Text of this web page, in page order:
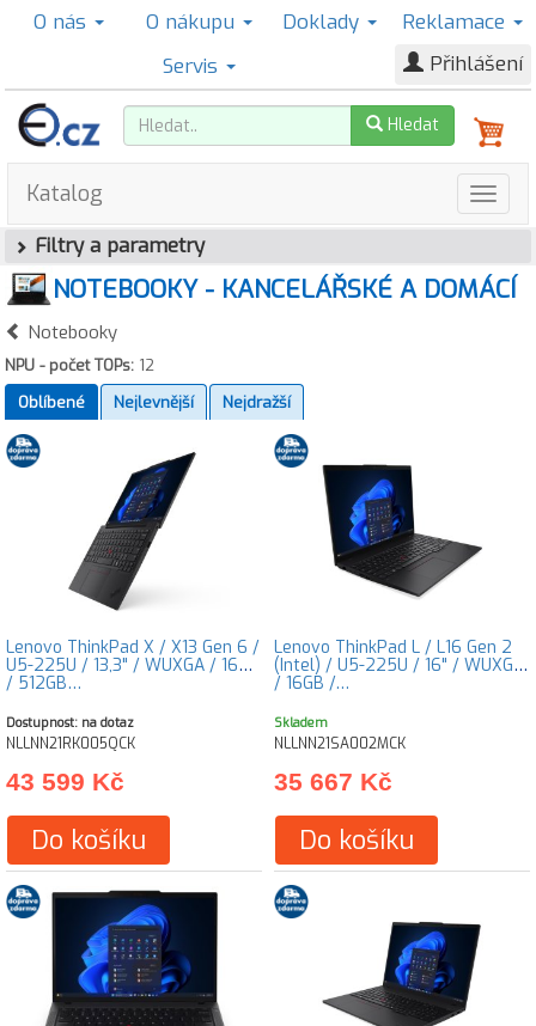
O nás O nákupu Doklady
Reklamace
Servis
Přihlášení
Hledat
Katalog
Filtry a parametry
NOTEBOOKY - KANCELÁŘSKÉ A DOMÁCÍ
Notebooky
NPU - počet TOPs: 12
Oblíbené
Nejlevnější Nejdražší
Lenovo ThinkPad X / X13 Gen 6 /
U5-225U / 13,3" / WUXGA / 16GB
/ 512GB…
Dostupnost: na dotaz
NLLNN21RK005QCK
43 599 Kč
Do košíku
Lenovo ThinkPad L / L16 Gen 2
(Intel) / U5-225U / 16" / WUXGA
/ 16GB /…
Skladem
NLLNN21SA002MCK
35 667 Kč
Do košíku